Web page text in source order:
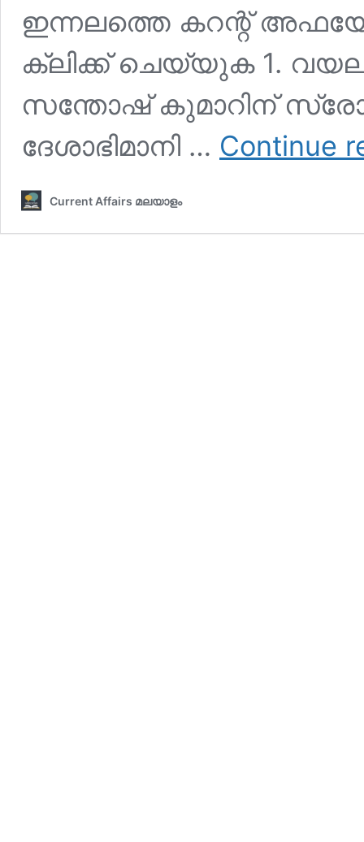
ഇന്നലത്തെ കറന്റ്
ക്ലിക്ക് ചെയ്യുക 1.
സന്തോഷ് കുമാറിന്
ദേശാഭിമാനി … Continue
Current Affairs മലയാളം